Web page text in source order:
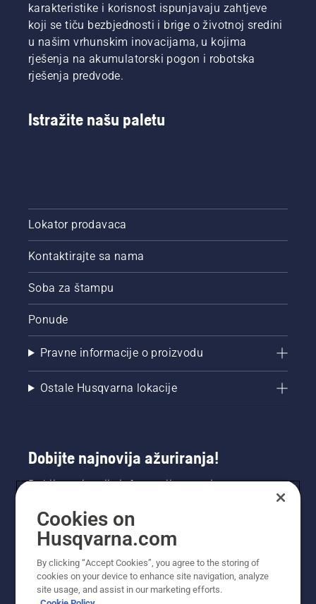
karakteristike i korisnost ispunjavaju zahtjeve
koji se tiču bezbjednosti i brige o životnoj sredini
u našim vrhunskim inovacijama, u kojima
rješenja na akumulatorski pogon i robotska
rješenja predvode.
Istražite našu paletu
Lokator prodavaca
Kontaktirajte sa nama
Soba za štampu
Ponude
Pravne informacije o proizvodu
Ostale Husqvarna lokacije
Dobijte najnovija ažuriranja!
Dobijte najnovije informacije o novim
proizvodima, specijalnim ponudama i još mnogo
toga. Prijavite se na naš bilten ovdje.
Cookies on
Husqvarna.com
By clicking “Accept Cookies”, you agree to the storing of
cookies on your device to enhance site navigation, analyze
site usage, and assist in our marketing efforts.